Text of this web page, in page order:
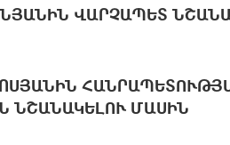
ՎԱՐՉԱՊԵՏ
ՆՇԱՆԱԿԵԼՈՒ ՄԱՍԻՆ